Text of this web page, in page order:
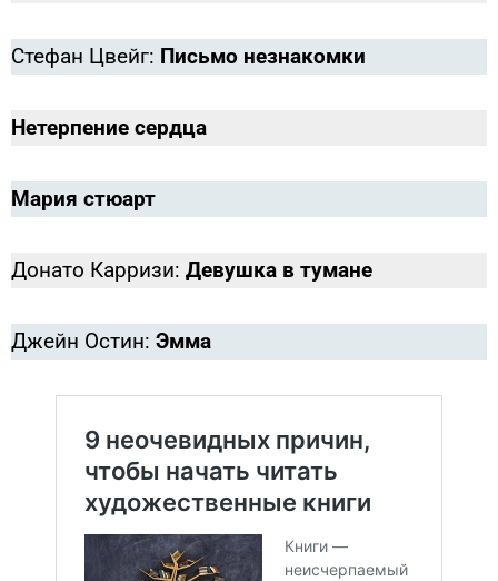
Стефан Цвейг: Письмо незнакомки
Нетерпение сердца
Мария стюарт
Донато Карризи: Девушка в тумане
Джейн Остин: Эмма